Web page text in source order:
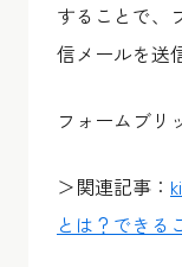
することで、
信メールを送
フォームブリ
＞関連記事：
とは？できる